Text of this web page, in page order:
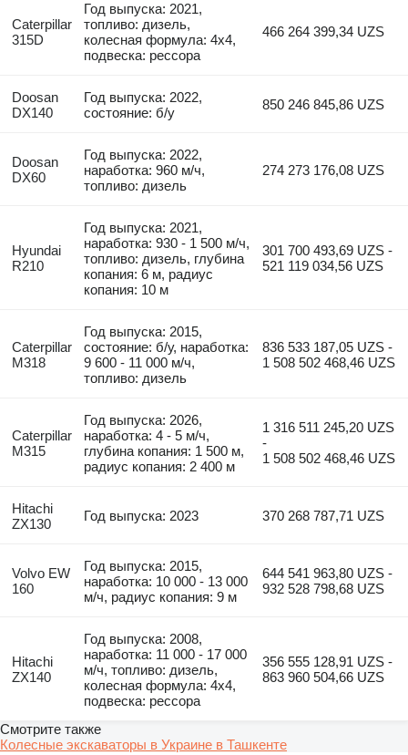
Caterpillar
315D
Год выпуска: 2021,
топливо: дизель,
колесная формула: 4x4,
подвеска: рессора
466 264 399,34 UZS
Doosan
DX140
Год выпуска: 2022,
состояние: б/у
850 246 845,86 UZS
Doosan
DX60
Год выпуска: 2022,
наработка: 960 м/ч,
топливо: дизель
274 273 176,08 UZS
Hyundai
R210
Год выпуска: 2021,
наработка: 930 - 1 500 м/ч,
топливо: дизель, глубина
копания: 6 м, радиус
копания: 10 м
301 700 493,69 UZS -
521 119 034,56 UZS
Caterpillar
M318
Год выпуска: 2015,
состояние: б/у, наработка:
9 600 - 11 000 м/ч,
топливо: дизель
836 533 187,05 UZS -
1 508 502 468,46 UZS
Caterpillar
M315
Год выпуска: 2026,
наработка: 4 - 5 м/ч,
глубина копания: 1 500 м,
радиус копания: 2 400 м
1 316 511 245,20 UZS
-
1 508 502 468,46 UZS
Hitachi
ZX130
Год выпуска: 2023 370 268 787,71 UZS
Volvo EW
160
Год выпуска: 2015,
наработка: 10 000 - 13 000
м/ч, радиус копания: 9 м
644 541 963,80 UZS -
932 528 798,68 UZS
Hitachi
ZX140
Год выпуска: 2008,
наработка: 11 000 - 17 000
м/ч, топливо: дизель,
колесная формула: 4x4,
подвеска: рессора
356 555 128,91 UZS -
863 960 504,66 UZS
Смотрите также
Колесные экскаваторы в Украине в Ташкенте